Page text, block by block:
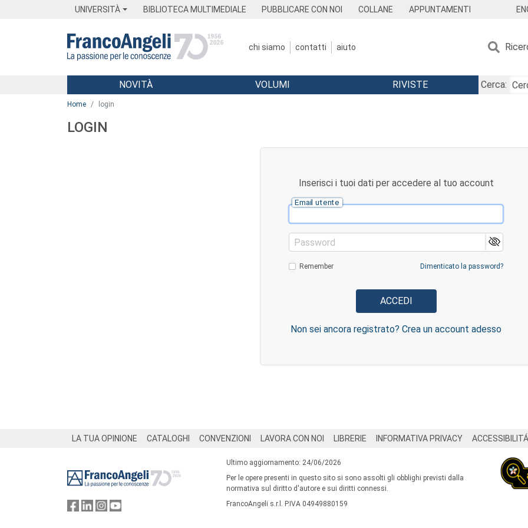
UNIVERSITÀ BIBLIOTECA MULTIMEDIALE PUBBLICARE CON NOI COLLANE APPUNTAMENTI
chi siamo contatti aiuto
Menu
NOVITÀ VOLUMI RIVISTE
Cerca:
Home login
LOGIN
Inserisci i tuoi dati per accedere al tuo account
Email utente
Password
Remember Dimenticato la password?
Non sei ancora registrato? Crea un account adesso
LA TUA OPINIONE CATALOGHI CONVENZIONI LAVORA CON NOI LIBRERIE INFORMATIVA PRIVACY ACCESSIBILITÁ
Ultimo aggiornamento: 24/06/2026
Per le opere presenti in questo sito si sono assolti gli obblighi previsti dalla
normativa sul diritto d'autore e sui diritti connessi.
FrancoAngeli s.r.l. P.IVA 04949880159